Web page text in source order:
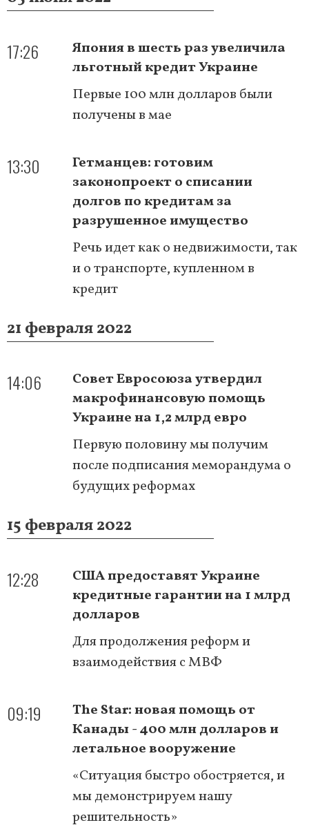
17:26
Япония в шесть раз увеличила
льготный кредит Украине
Первые 100 млн долларов были
получены в мае
13:30
Гетманцев: готовим
законопроект о списании
долгов по кредитам за
разрушенное имущество
Речь идет как о недвижимости, так
и о транспорте, купленном в
кредит
21 февраля 2022
14:06
Совет Евросоюза утвердил
макрофинансовую помощь
Украине на 1,2 млрд евро
Первую половину мы получим
после подписания меморандума о
будущих реформах
15 февраля 2022
12:28
США предоставят Украине
кредитные гарантии на 1 млрд
долларов
Для продолжения реформ и
взаимодействия с МВФ
09:19
The Star: новая помощь от
Канады - 400 млн долларов и
летальное вооружение
«Ситуация быстро обостряется, и
мы демонстрируем нашу
решительность»